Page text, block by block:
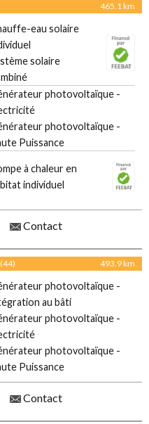
465.1 km
eau solaire
solaire
photovoltaïque -
photovoltaïque -
Puissance
à chaleur en
individuel
Contact
493.9 km
photovoltaïque -
au bâti
photovoltaïque -
photovoltaïque -
Puissance
Contact